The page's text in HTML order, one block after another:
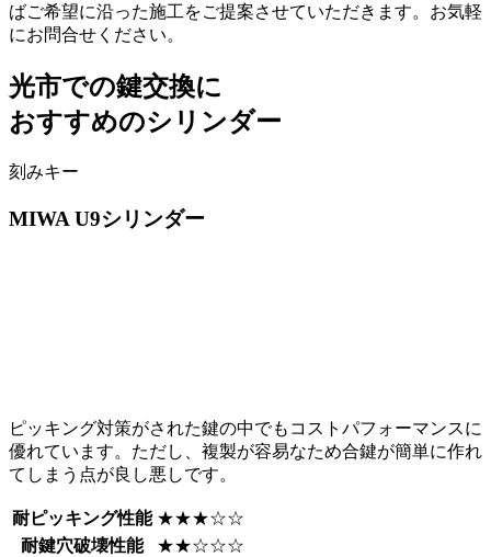
ばご希望に沿った施工をご提案させていただきます。お気軽
にお問合せください。
光市での鍵交換に
おすすめのシリンダー
刻みキー
MIWA U9シリンダー
ピッキング対策がされた鍵の中でもコストパフォーマンスに
優れています。ただし、複製が容易なため合鍵が簡単に作れ
てしまう点が良し悪しです。
耐ピッキング性能 ★★★☆☆
耐鍵穴破壊性能
★★☆☆☆